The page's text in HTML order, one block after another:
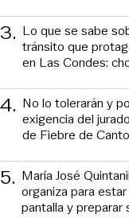
3. Lo que se sabe
tránsito que
en Las Condes:
4. No lo tolerarán y
exigencia del
de Fiebre de Canto
5. María José
organiza para
pantalla y preparar